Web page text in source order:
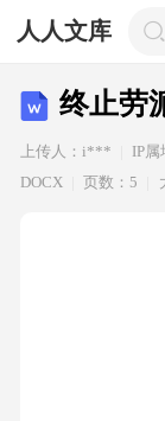
人人文库
终止劳
上传人：i*** IP
DOCX
页数：5